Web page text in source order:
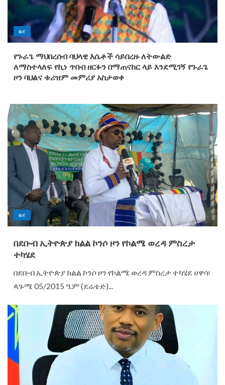
ዜና
የጉራጌ ማህበረሰብ ባህላዊ እሴቶች ሳይበረዙ ለትውልድ
ለማስተላለፍ የኪነ ጥበብ ዘርፉን በማጠናከር ላይ እንደሚገኝ የጉራጌ
ዞን ባህልና ቱሪዝም መምሪያ አስታወቀ
ዜና
በደቡብ ኢትዮጵያ ክልል ኮንሶ ዞን የኮልሜ ወረዳ ምስረታ
ተካሄደ
በደቡብ ኢትዮጵያ ክልል ኮንሶ ዞን የኮልሜ ወረዳ ምስረታ ተካሄደ ሀዋሳ፡
ጳጉሜ 05/2015 ዓ.ም (ደሬቴድ)...